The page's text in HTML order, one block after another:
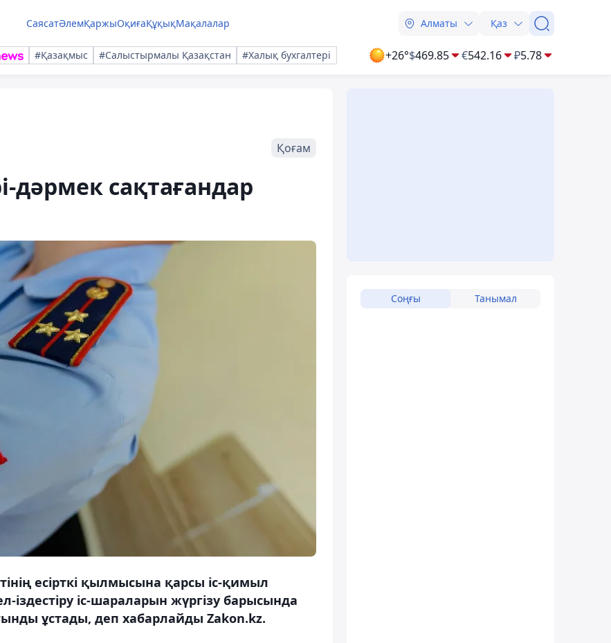
СаясатӘлемҚаржыОқиғаҚұқықМақалалар Алматы Қаз
#Қазақмыс #Салыстырмалы Қазақстан #Халық бухгалтері +26°$469.85 €542.16 ₽5.78
Қоғам
дәрмек сақтағандар
есірткі қылмысына қарсы іс-қимыл
іс-шараларын жүргізу барысында
ұстады, деп хабарлайды Zakon.kz.
Соңғы Танымал